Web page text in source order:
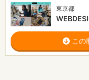
東京都
この